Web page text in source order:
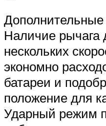
Наличие рычага
нескольких
экономно
батареи и
положение для
Ударный режим